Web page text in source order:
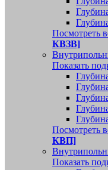
Посмотреть
КВЗВ]
Показать
Посмотреть
КВП]
Показать